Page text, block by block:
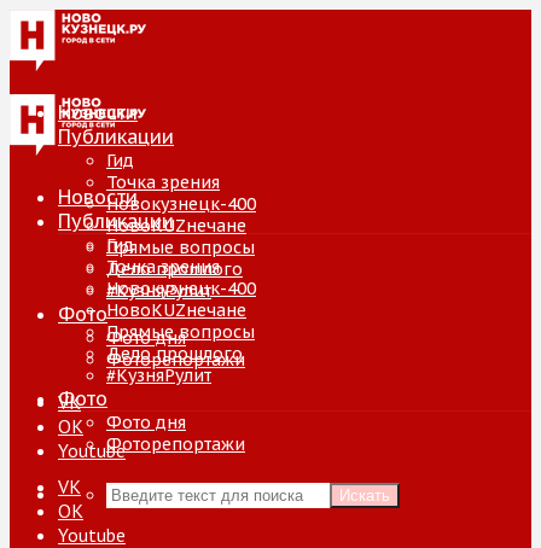
Новости
Публикации
Гид
Точка зрения
Новокузнецк-400
НовоKUZнечане
Прямые вопросы
Дело прошлого
#КузняРулит
Фото
Фото дня
Фоторепортажи
VK
ОК
Youtube
Искать
Новости
Публикации
Гид
Точка зрения
Новокузнецк-400
НовоKUZнечане
Прямые вопросы
Дело прошлого
#КузняРулит
Фото
Фото дня
Фоторепортажи
VK
ОК
Youtube